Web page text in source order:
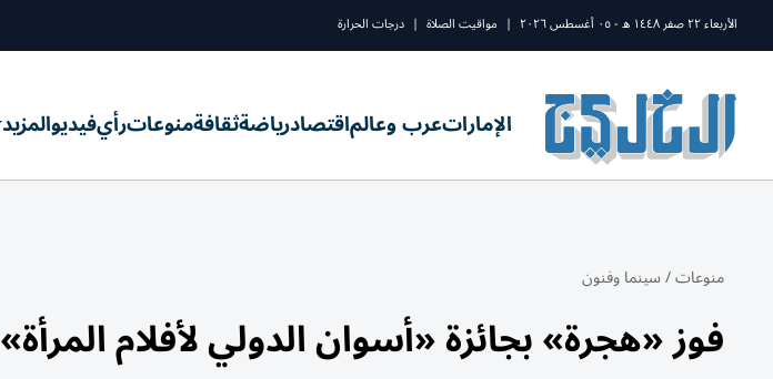
الأربعاء ٢٢ صفر ١٤٤٨ ه - ٠٥ أغسطس ٢٠٢٦ | مواقيت الصلاة | درجات الحرارة
الإماراتعرب وعالماقتصادرياضةثقافةمنوعاترأيفيديوالمزيد
منوعات/سينما وفنون
فوز «هجرة» بجائزة «أسوان الدولي لأفلام المرأة»